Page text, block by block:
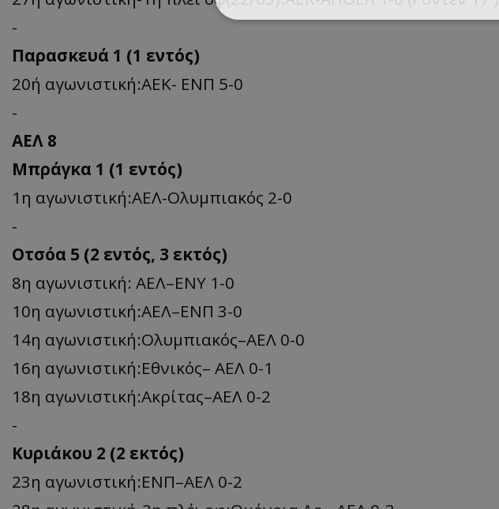
-
Παρασκευά 1 (1 εντός)
20ή αγωνιστική:ΑΕΚ- ΕΝΠ 5-0
-
ΑΕΛ 8
Μπράγκα 1 (1 εντός)
1η αγωνιστική:ΑΕΛ-Ολυμπιακός 2-0
-
Οτσόα 5 (2 εντός, 3 εκτός)
8η αγωνιστική: ΑΕΛ–ΕΝΥ 1-0
10η αγωνιστική:ΑΕΛ–ΕΝΠ 3-0
14η αγωνιστική:Ολυμπιακός–ΑΕΛ 0-0
16η αγωνιστική:Εθνικός– ΑΕΛ 0-1
18η αγωνιστική:Ακρίτας–ΑΕΛ 0-2
-
Κυριάκου 2 (2 εκτός)
23η αγωνιστική:ΕΝΠ–ΑΕΛ 0-2